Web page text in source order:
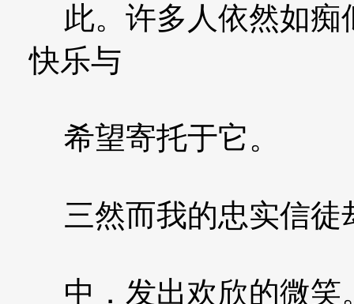
此。许多人依然如痴
快乐与
希望寄托于它。
三然而我的忠实信徒
中．发出欢欣的微笑